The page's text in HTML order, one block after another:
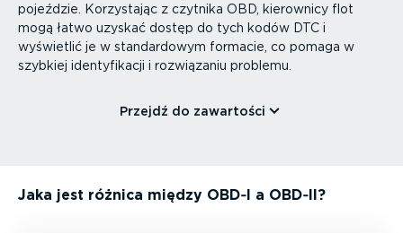
pojeździe. Korzystając z czytnika OBD, kierownicy flot
mogą łatwo uzyskać dostęp do tych kodów DTC i
wyświetlić je w standar­dowym formacie, co pomaga w
szybkiej identy­fi­kacji i rozwiązaniu problemu.
Przejdź do zawartości
Jaka jest różnica między OBD‑I a OBD‑II?